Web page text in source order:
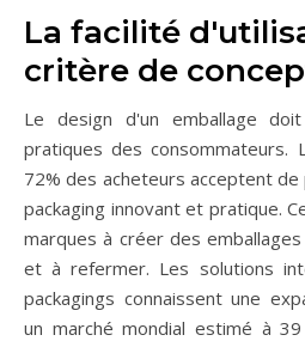
La facilité
critère de
Le design d'un emballage
pratiques des consommateurs.
72% des acheteurs acceptent
packaging innovant et pratique.
marques à créer des
et à refermer. Les solutions
packagings connaissent une
un marché mondial estimé à